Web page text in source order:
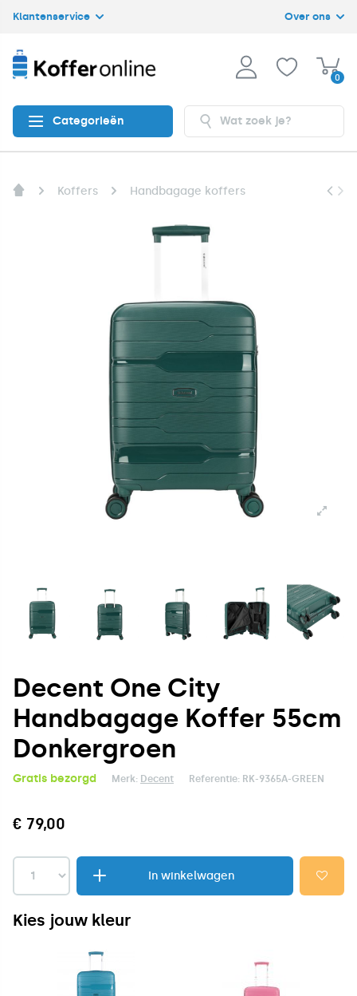
Klantenservice Over ons
0
Categorieën
Koffers Handbagage koffers
Decent One City
Handbagage Koffer 55cm
Donkergroen
Gratis bezorgd Merk: Decent Referentie: RK-9365A-GREEN
€ 79,00
In winkelwagen
Kies jouw kleur